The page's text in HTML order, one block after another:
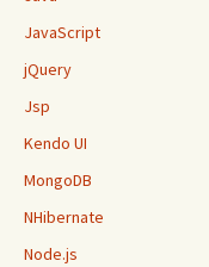
JavaScript
jQuery
Jsp
Kendo UI
MongoDB
NHibernate
Node.js